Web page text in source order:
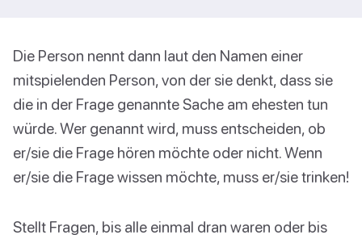
Die Person nennt dann laut den Namen einer
mitspielenden Person, von der sie denkt, dass sie
die in der Frage genannte Sache am ehesten tun
würde. Wer genannt wird, muss entscheiden, ob
er/sie die Frage hören möchte oder nicht. Wenn
er/sie die Frage wissen möchte, muss er/sie trinken!
Stellt Fragen, bis alle einmal dran waren oder bis